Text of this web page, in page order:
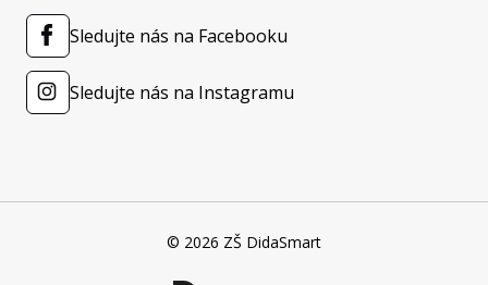
Sledujte nás na Facebooku
Sledujte nás na Instagramu
© 2026 ZŠ DidaSmart